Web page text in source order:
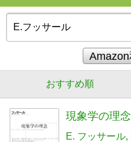
おすすめ順
現象学の理念
E. フッサール